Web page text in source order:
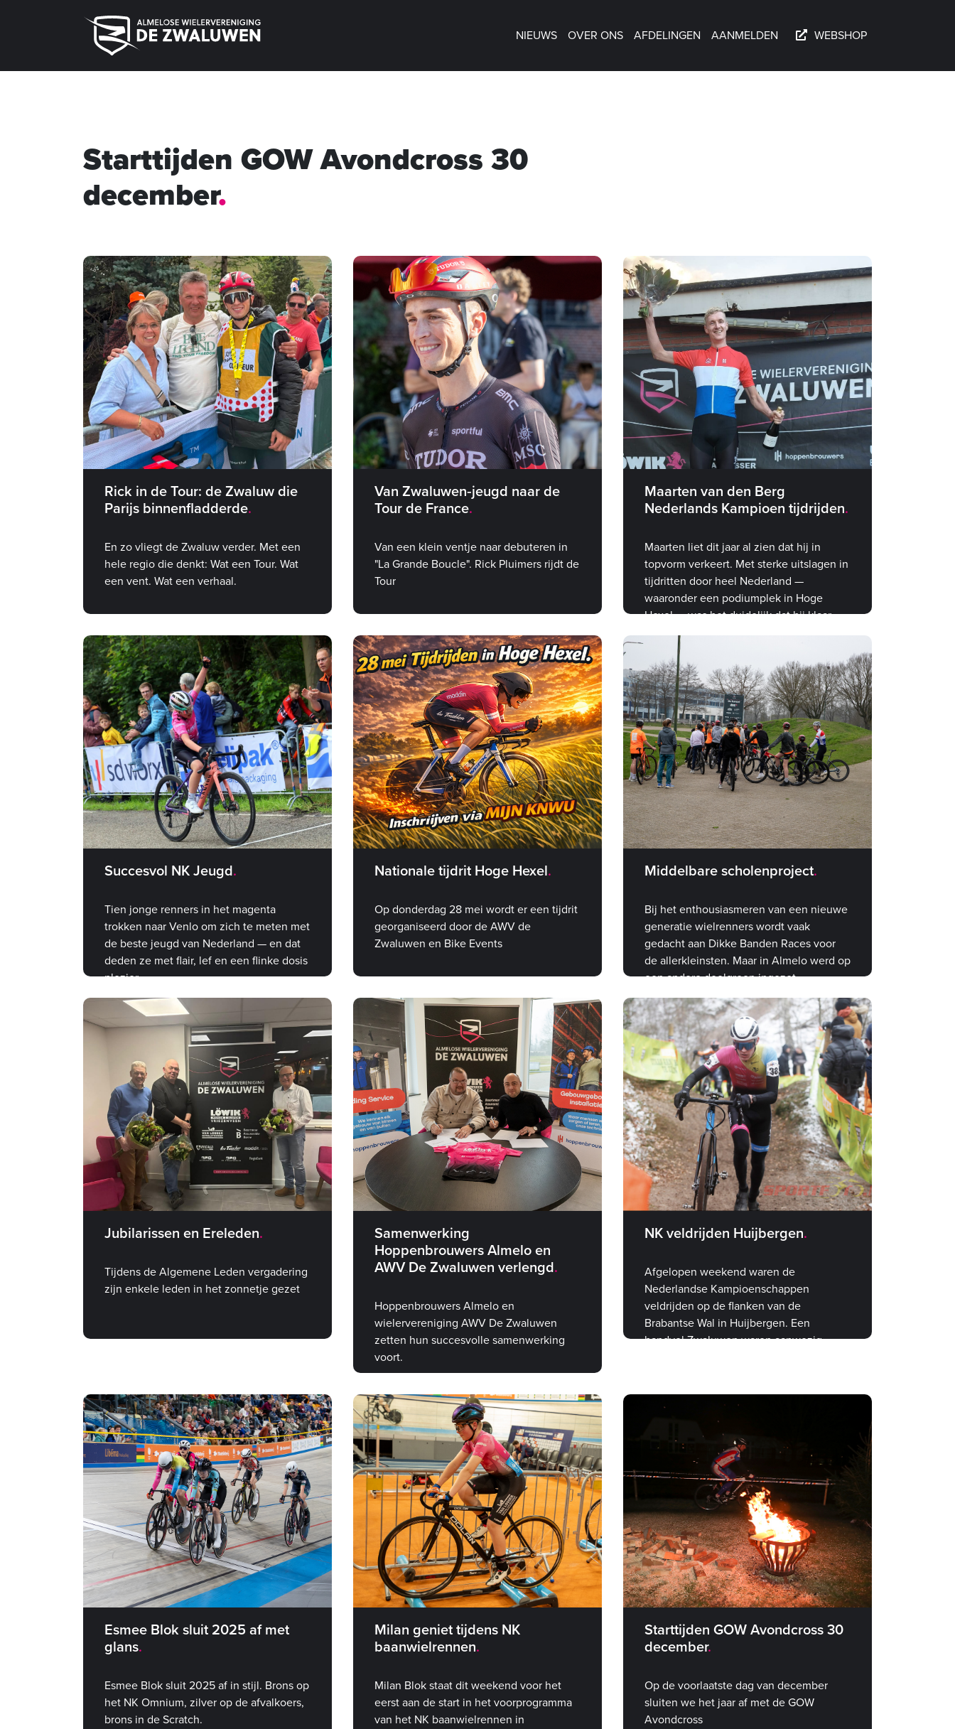
NIEUWS OVER ONS AFDELINGEN AANMELDEN WEBSHOP
Starttijden GOW Avondcross 30
december
Rick in de Tour: de Zwaluw die
Parijs binnenfladderde
En zo vliegt de Zwaluw verder. Met een
hele regio die denkt: Wat een Tour. Wat
een vent. Wat een verhaal.
Van Zwaluwen‑jeugd naar de
Tour de France
Van een klein ventje naar debuteren in
"La Grande Boucle". Rick Pluimers rijdt de
Tour
Maarten van den Berg
Nederlands Kampioen tijdrijden
Maarten liet dit jaar al zien dat hij in
topvorm verkeert. Met sterke uitslagen in
tijdritten door heel Nederland —
waaronder een podiumplek in Hoge
Hexel — was het duidelijk dat hij klaar
was voor iets groots. Het NK was de
ultieme bevestiging.
Succesvol NK Jeugd
Tien jonge renners in het magenta
trokken naar Venlo om zich te meten met
de beste jeugd van Nederland — en dat
deden ze met flair, lef en een flinke dosis
plezier.
Nationale tijdrit Hoge Hexel
Op donderdag 28 mei wordt er een tijdrit
georganiseerd door de AWV de
Zwaluwen en Bike Events
Middelbare scholenproject
Bij het enthousiasmeren van een nieuwe
generatie wielrenners wordt vaak
gedacht aan Dikke Banden Races voor
de allerkleinsten. Maar in Almelo werd op
een andere doelgroep ingezet
Jubilarissen en Ereleden
Tijdens de Algemene Leden vergadering
zijn enkele leden in het zonnetje gezet
Samenwerking
Hoppenbrouwers Almelo en
AWV De Zwaluwen verlengd
Hoppenbrouwers Almelo en
wielervereniging AWV De Zwaluwen
zetten hun succesvolle samenwerking
voort.
NK veldrijden Huijbergen
Afgelopen weekend waren de
Nederlandse Kampioenschappen
veldrijden op de flanken van de
Brabantse Wal in Huijbergen. Een
handvol Zwaluwen waren aanwezig
Esmee Blok sluit 2025 af met
glans
Esmee Blok sluit 2025 af in stijl. Brons op
het NK Omnium, zilver op de afvalkoers,
brons in de Scratch.
Milan geniet tijdens NK
baanwielrennen
Milan Blok staat dit weekend voor het
eerst aan de start in het voorprogramma
van het NK baanwielrennen in
Starttijden GOW Avondcross 30
december
Op de voorlaatste dag van december
sluiten we het jaar af met de GOW
Avondcross